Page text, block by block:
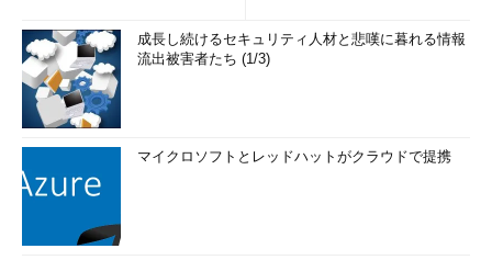
成長し続けるセキュリティ人材と悲嘆に暮れる情報
流出被害者たち (1/3)
マイクロソフトとレッドハットがクラウドで提携